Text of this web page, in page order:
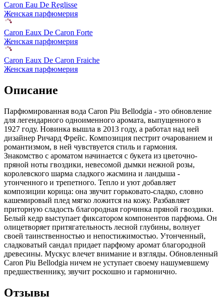
Caron Eau De Reglisse
Женская парфюмерия
Caron Eaux De Caron Forte
Женская парфюмерия
Caron Eaux De Caron Fraiche
Женская парфюмерия
Описание
Парфюмированная вода Caron Piu Bellodgia - это обновление
для легендарного одноименного аромата, выпущенного в
1927 году. Новинка вышла в 2013 году, а работал над ней
дизайнер Ричард Фрейс. Композиция пестрит очарованием и
романтизмом, в ней чувствуется стиль и гармония.
Знакомство с ароматом начинается с букета из цветочно-
пряной ноты гвоздики, невесомой дымки нежной розы,
королевского шарма сладкого жасмина и ландыша -
утонченного и трепетного. Тепло и уют добавляет
композиции корица: она звучит горьковато-сладко, словно
кашемировый плед мягко ложится на кожу. Разбавляет
приторную сладость благородная горчинка пряной гвоздики.
Белый кедр выступает фиксатором компонентов парфюма. Он
олицетворяет притягательность лесной глубины, волнует
своей таинственностью и непостижимостью. Утонченный,
сладковатый сандал придает парфюму аромат благородной
древесины. Мускус влечет внимание и взгляды. Обновленный
Caron Piu Bellodgia ничем не уступает своему нашумевшему
предшественнику, звучит роскошно и гармонично.
Отзывы